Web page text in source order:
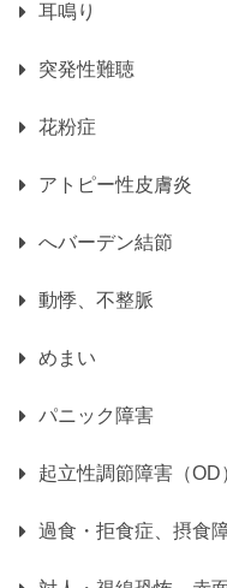
耳鳴り
突発性難聴
花粉症
アトピー性皮膚炎
へバーデン結節
動悸、不整脈
めまい
パニック障害
起立性調節障害（OD
過食・拒食症、摂食